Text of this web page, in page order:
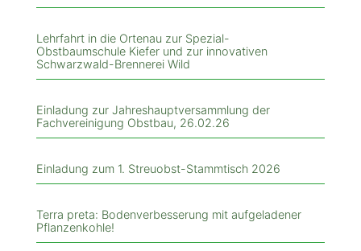
Lehrfahrt in die Ortenau zur Spezial-
Obstbaumschule Kiefer und zur innovativen
Schwarzwald-Brennerei Wild
Einladung zur Jahreshauptversammlung der
Fachvereinigung Obstbau, 26.02.26
Einladung zum 1. Streuobst-Stammtisch 2026
Terra preta: Bodenverbesserung mit aufgeladener
Pflanzenkohle!